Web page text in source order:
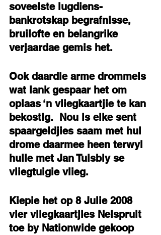
soveelste lugdiens-
bankrotskap begrafnisse,
bruilofte en belangrike
verjaardae gemis het.
Ook daardie arme drommels
wat lank gespaar het om
oplaas ‘n vliegkaartjie te kan
bekostig.  Nou is elke sent
spaargeldjies saam met hul
drome daarmee heen terwyl
hulle met Jan Tuisbly se
vliegtuigie vlieg.
Kiepie het op 8 Julie 2008
vier vliegkaartjies Nelspruit
toe by Nationwide gekoop